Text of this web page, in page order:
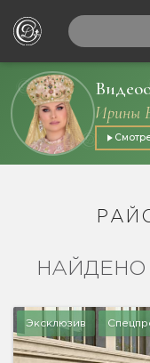
Ирины
Эксклюзив